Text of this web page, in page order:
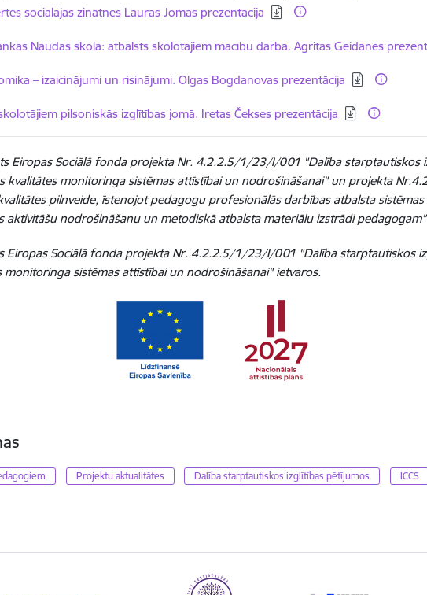
sociālajās zinātnēs Lauras Jomas prezentācija
Naudas skola: atbalsts skolotājiem mācību darbā. Agritas Geidānes
– izaicinājumi un risinājumi. Olgas Bogdanovas prezentācija
pilsoniskās izglītības jomā. Iretas Čekses prezentācija
Eiropas Sociālā fonda projekta Nr. 4.2.2.5/1/23/I/001 "Dalība starptautiskos
kvalitātes monitoringa sistēmas attīstībai un nodrošināšanai" un projekta
pilnveide, īstenojot pedagogu profesionālās darbības atbalsta
aktivitāšu nodrošināšanu un metodiskā atbalsta materiālu izstrādi
Eiropas Sociālā fonda projekta Nr. 4.2.2.5/1/23/I/001 "Dalība starptautiskos
monitoringa sistēmas attīstībai un nodrošināšanai" ietvaros.
Projektu aktualitātes Dalība starptautiskos izglītības pētījumos ICCS